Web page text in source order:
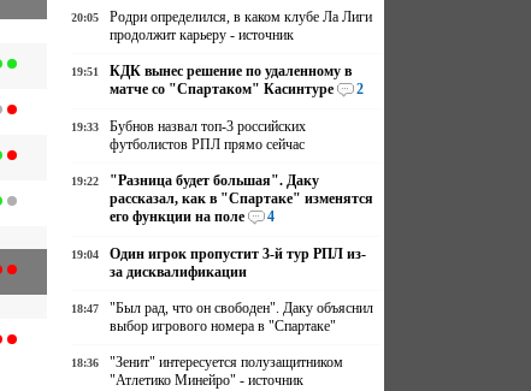
20:05
Родри определился, в каком клубе Ла Лиги
продолжит карьеру - источник
19:51
КДК вынес решение по удаленному в
матче со "Спартаком" Касинтуре
2
19:33
Бубнов назвал топ-3 российских
футболистов РПЛ прямо сейчас
19:22
"Разница будет большая". Даку
рассказал, как в "Спартаке" изменятся
его функции на поле
4
19:04
Один игрок пропустит 3-й тур РПЛ из-
за дисквалификации
18:47
"Был рад, что он свободен". Даку объяснил
выбор игрового номера в "Спартаке"
18:36
"Зенит" интересуется полузащитником
"Атлетико Минейро" - источник